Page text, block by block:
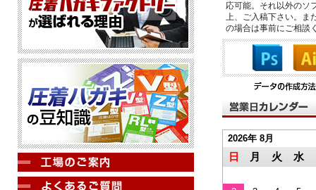
応可能。それ以外のソ
上、ご入稿下さい。ま
の場合は事前にご相談
2026年 8月
日 月 火 水